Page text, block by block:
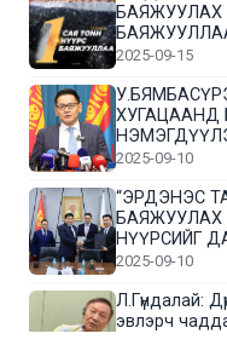
БАЯЖУУЛАХ
2025-09-15
ХУГАЦААНД
2025-09-10
“ЭРДЭНЭС
БАЯЖУУЛАХ
НҮҮРСИЙГ
2025-09-10
Л.Гүндалай:
эвлэрч